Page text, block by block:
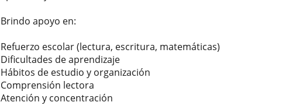
Brindo apoyo en:
Refuerzo escolar (lectura, escritura, matemáticas)
Dificultades de aprendizaje
Hábitos de estudio y organización
Comprensión lectora
Atención y concentración